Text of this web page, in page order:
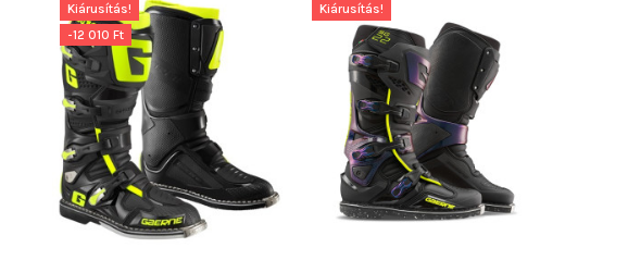
Kiárusítás!
-12 010 Ft
Kiárusítás!